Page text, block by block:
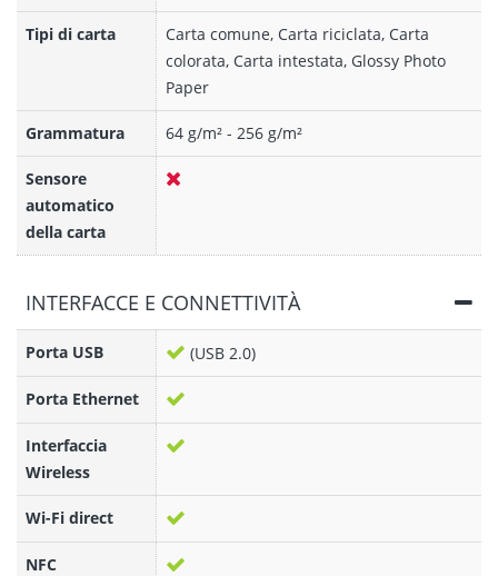
Tipi di carta
Carta comune, Carta riciclata, Carta
colorata, Carta intestata, Glossy Photo
Paper
Grammatura 64 g/m² - 256 g/m²
Sensore
automatico
della carta
INTERFACCE E CONNETTIVITÀ
Porta USB (USB 2.0)
Porta Ethernet
Interfaccia
Wireless
Wi-Fi direct
NFC